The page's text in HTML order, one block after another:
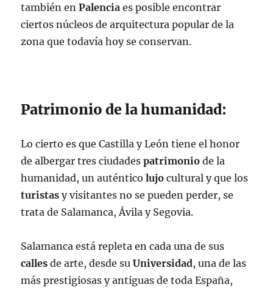
también enPalencia es posible encontrar
ciertos núcleos de arquitectura popular de la
zona que todavía hoy se conservan.
Patrimonio de la humanidad:
Lo cierto es que Castilla y León tiene el honor
de albergar tres ciudadespatrimonio de la
humanidad, un auténticolujocultural y que los
turistasy visitantes no se pueden perder, se
trata de Salamanca, Ávila y Segovia.
Salamanca está repleta en cada una de sus
callesde arte, desde suUniversidad, una de las
más prestigiosas y antiguas de toda España,